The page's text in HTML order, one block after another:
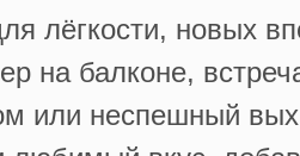
лёгкости, новых
на балконе,
или неспешный